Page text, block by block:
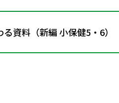
資料（新編 小保健5・6）